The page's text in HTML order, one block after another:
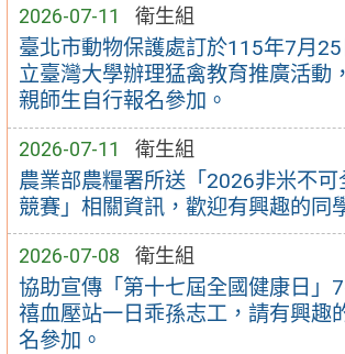
2026-07-11 衛生組
臺北市動物保護處訂於115年7月
立臺灣大學辦理猛禽教育推廣活動
親師生自行報名參加。
2026-07-11 衛生組
農業部農糧署所送「2026非米不可
競賽」相關資訊，歡迎有興趣的同
2026-07-08 衛生組
協助宣傳「第十七屆全國健康日」
禧血壓站一日乖孫志工，請有興趣
名參加。